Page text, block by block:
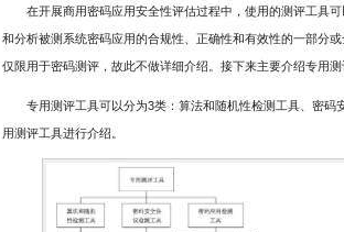
在开展商用密码应用安全性评估过程中，使用的测评工具
和分析被测系统密码应用的合规性、正确性和有效性的一部分
仅限用于密码测评，故此不做详细介绍。接下来主要介绍专用测
专用测评工具可以分为3类：算法和随机性检测工具、密码
用测评工具进行介绍。